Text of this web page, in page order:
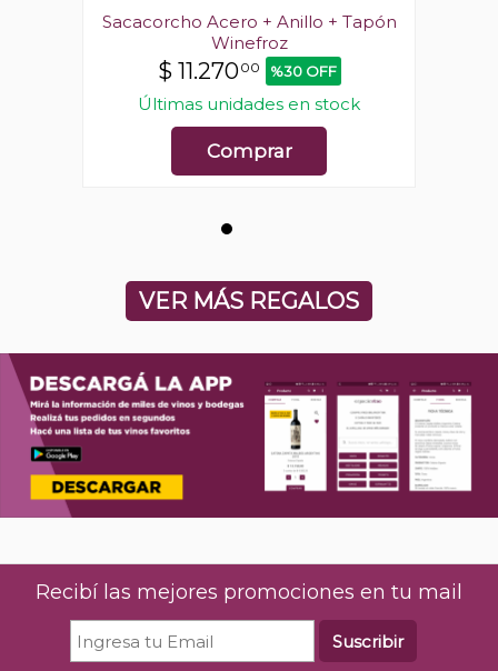
Sacacorcho Acero + Anillo + Tapón
Winefroz
$ 11.27000 %30 OFF
Últimas unidades en stock
Comprar
VER MÁS REGALOS
Recibí las mejores promociones en tu mail
Suscribir